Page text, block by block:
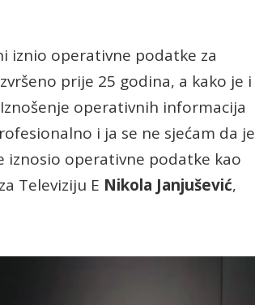
iznio operativne podatke za
prije 25 godina, a kako je i
operativnih informacija
i ja se ne sjećam da je
iznosio operativne podatke kao
Televiziju E Nikola Janjušević,